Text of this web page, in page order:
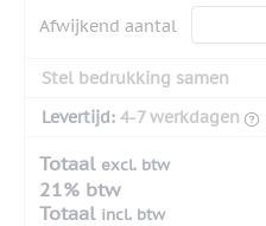
Afwijkend aantal
Stel bedrukking samen
Levertijd: 4-7 werkdagen
Totaal excl. btw
21% btw
Totaal incl. btw